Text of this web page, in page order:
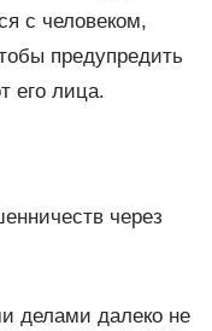
с человеком,
предупредить
его лица.
через
делами далеко не